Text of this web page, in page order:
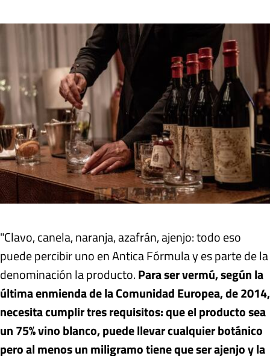
"Clavo, canela, naranja, azafrán, ajenjo: todo eso
puede percibir uno en Antica Fórmula y es parte de la
denominación la producto.Para ser vermú, según la
última enmienda de la Comunidad Europea, de 2014,
necesita cumplir tres requisitos: que el producto sea
un 75% vino blanco, puede llevar cualquier botánico
pero al menos un miligramo tiene que ser ajenjo y la